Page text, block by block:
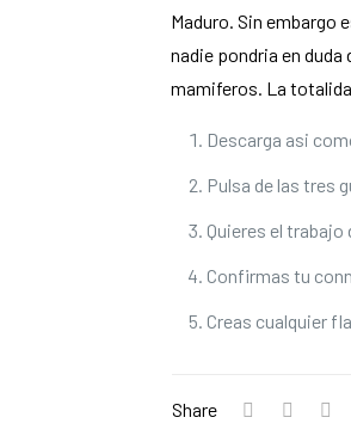
Maduro. Sin
nadie pondri­a en
mamiferos. La
Descarga asi­
Pulsa de las tres
Quieres el
Confirmas tu
Creas cualquier
Share